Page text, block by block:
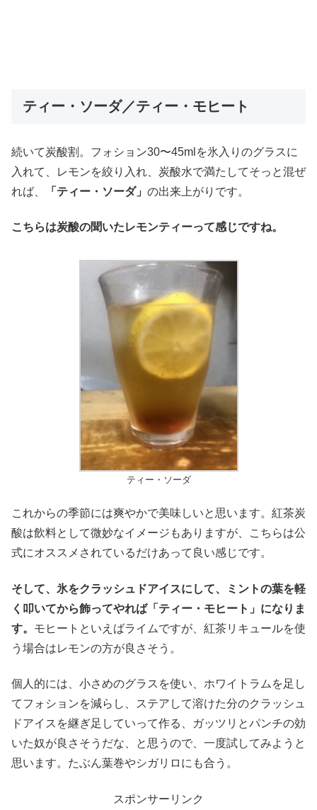
ティー・ソーダ／ティー・モヒート
続いて炭酸割。フォション30〜45mlを氷入りのグラスに
入れて、レモンを絞り入れ、炭酸水で満たしてそっと混ぜ
れば、
「ティー・ソーダ」 の出来上がりです。
こちらは炭酸の聞いたレモンティーって感じですね。
ティー・ソーダ
これからの季節には爽やかで美味しいと思います。紅茶炭
酸は飲料として微妙なイメージもありますが、こちらは公
式にオススメされているだけあって良い感じです。
そして、氷をクラッシュドアイスにして、ミントの葉を軽
く叩いてから飾ってやれば「ティー・モヒート」になりま
す。 モヒートといえばライムですが、紅茶リキュールを使
う場合はレモンの方が良さそう。
個人的には、小さめのグラスを使い、ホワイトラムを足し
てフォションを減らし、ステアして溶けた分のクラッシュ
ドアイスを継ぎ足していって作る、ガッツリとパンチの効
いた奴が良さそうだな、と思うので、一度試してみようと
思います。たぶん葉巻やシガリロにも合う。
スポンサーリンク